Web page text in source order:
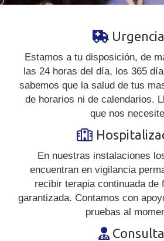
Veterinario
Estamos a tu disposición, de
las 24 horas del día, los 365
sabemos que la salud de tus
de horarios ni de calendarios.
que nos
En nuestras instalaciones
encuentran en vigilancia
recibir terapia continuada de
garantizada. Contamos con
pruebas al
Consulta